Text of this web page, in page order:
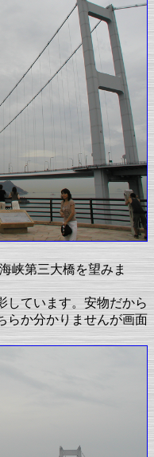
峡第三大橋を望みま
しています。安物だから
らか分かりませんが画面